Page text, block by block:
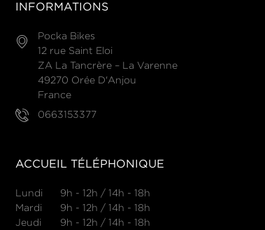
INFORMATIONS
Pocka Bikes
12 rue Saint Eloi
ZA La Tancrère – La Varenne
49270 Orée D'Anjou
France
0663153377
ACCUEIL TÉLÉPHONIQUE
Lundi
9h - 12h / 14h - 18h
Mardi
9h - 12h / 14h - 18h
Jeudi
9h - 12h / 14h - 18h